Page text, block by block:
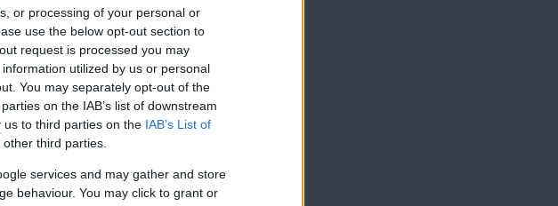
or processing of your personal or
use the below opt-out section to
request is processed you may
utilized by us or personal
You may separately opt-out of the
on the IAB’s list of downstream
to third parties on the IAB’s List of
third parties.
services and may gather and store
behaviour. You may click to grant or